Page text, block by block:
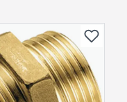
til dette